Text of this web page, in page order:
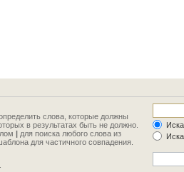
слова, которые должны
в результатах быть не должно.
| для поиска любого слова из
для частичного совпадения.